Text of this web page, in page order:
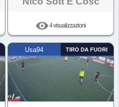
4 visualizzazioni
Usa94 TIRO DA FUORI